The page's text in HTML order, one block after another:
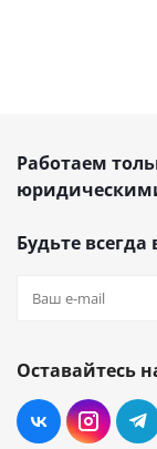
Работаем
Будьте всегда
Оставайтесь